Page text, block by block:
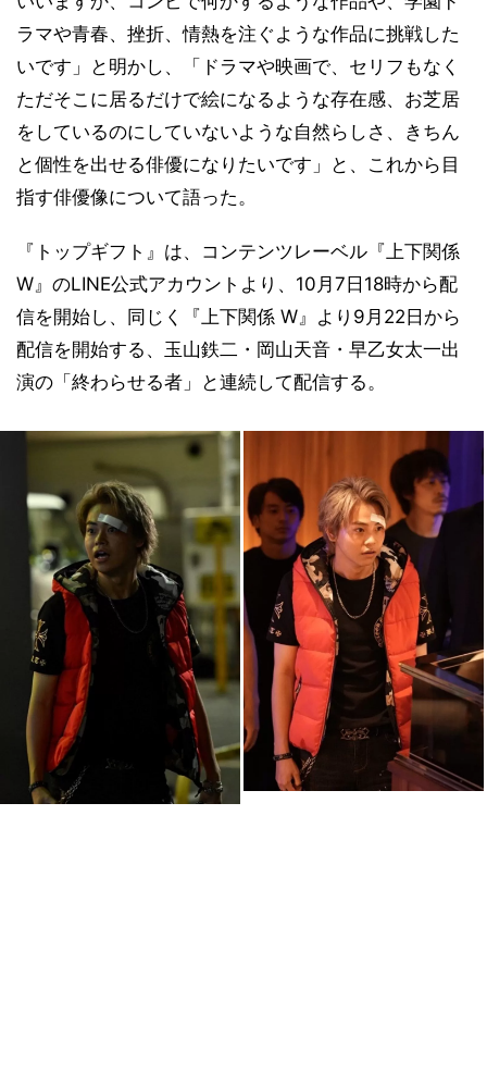
ラマや青春、挫折、情熱を注ぐような作品に挑戦した
いです」と明かし、「ドラマや映画で、セリフもなく
ただそこに居るだけで絵になるような存在感、お芝居
をしているのにしていないような自然らしさ、きちん
と個性を出せる俳優になりたいです」と、これから目
指す俳優像について語った。
『トップギフト』は、コンテンツレーベル『上下関係
W』のLINE公式アカウントより、10月7日18時から配
信を開始し、同じく『上下関係 W』より9月22日から
配信を開始する、玉山鉄二・岡山天音・早乙女太一出
演の「終わらせる者」と連続して配信する。